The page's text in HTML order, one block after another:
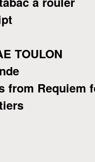
TOULON
from Requiem